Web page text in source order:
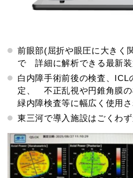
前眼部(屈折や眼圧に大きく
で 詳細に解析できる最新装
白内障手術前後の検査、ICL
定、 不正乱視や円錐角膜
緑内障検査等に幅広く使用さ
東三河で導入施設はごくわず